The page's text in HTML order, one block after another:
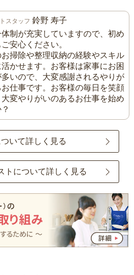
スタッフ 鈴野 寿子
制が充実していますので、初め
安心ください。
掃除や整理収納の経験やスキル
かせます。お客様は家事にお困
多いので、大変感謝されるやりが
仕事です。お客様の毎日を笑顔
変やりがいのあるお仕事を始め
いて詳しく見る
トについて詳しく見る